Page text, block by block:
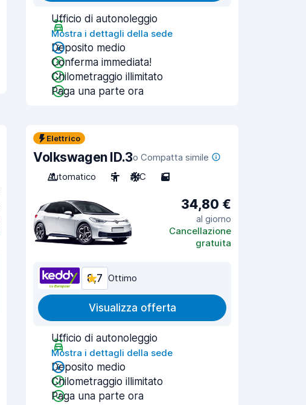
Ufficio di autonoleggio
Mostra i dettagli della sede
Deposito medio
Conferma immediata!
Chilometraggio illimitato
Paga una parte ora
Elettrico
Volkswagen ID.3o Compatta simile
Automatico
5 A/C 5
34,80 €
al giorno
Cancellazione
gratuita
8,7 Ottimo
Visualizza offerta
Ufficio di autonoleggio
Mostra i dettagli della sede
Deposito medio
Chilometraggio illimitato
Paga una parte ora